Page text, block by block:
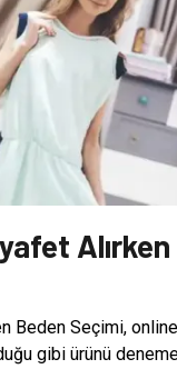
Beden Seçimi,
gibi ürünü